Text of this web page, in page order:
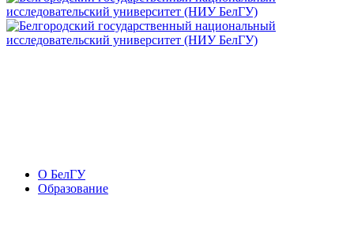
О БелГУ
Образование